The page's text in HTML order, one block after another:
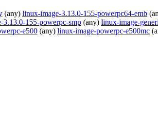
(any) linux-image-3.13.0-155-powerpc64-emb
3.13.0-155-powerpc-smp (any) linux-image-
e500 (any) linux-image-powerpc-e500mc